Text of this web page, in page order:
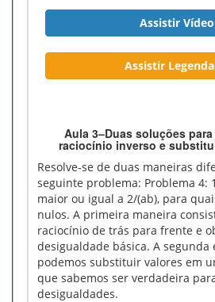
Assistir Vídeo
Assistir
Aula 3–Duas soluções
raciocínio inverso e
Resolve-se de duas maneiras
seguinte problema: Problema 4:
maior ou igual a 2/(ab), para
nulos. A primeira maneira
raciocínio de trás para frente e
desigualdade básica. A segunda
podemos substituir valores em
que sabemos ser verdadeira
desigualdades.